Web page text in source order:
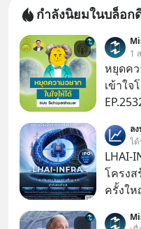
กำลังนิยมในบล็อก
1
หยุดคว
เข้าใ
เคยสง
ได้มาแ
ไม่นาน? นี่คือกลไกพื้นฐานขอ
ปีก่อน
ล
ไ
LHAI-
โครง
ครั้งให
1 เดือ